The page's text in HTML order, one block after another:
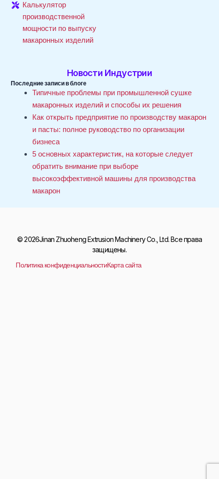
Калькулятор
производственной
мощности по выпуску
макаронных изделий
Новости Индустрии
Последние записи в блоге
Типичные проблемы при промышленной сушке
макаронных изделий и способы их решения
Как открыть предприятие по производству макарон
и пасты: полное руководство по организации
бизнеса
5 основных характеристик, на которые следует
обратить внимание при выборе
высокоэффективной машины для производства
макарон
© 2026Jinan Zhuoheng Extrusion Machinery Co., Ltd. Все права
защищены.
Политика конфиденциальностиКарта сайта